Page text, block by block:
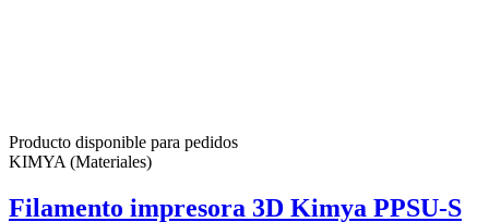
Producto disponible para pedidos
KIMYA (Materiales)
Filamento impresora 3D Kimya PPSU-S